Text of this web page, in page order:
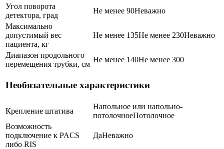
Угол поворота
детектора, град
Не менее 90Неважно
Максимально
допустимый вес
пациента, кг
Не менее 135Не менее 230Неважно
Диапазон продольного
перемещения трубки, см
Не менее 140Не менее 300
Необязательные характеристики
Крепление штатива
Напольное или напольно-
потолочноеПотолочное
Возможность
подключение к PACS
либо RIS
ДаНеважно